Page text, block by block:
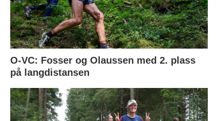
O-VC: Fosser og Olaussen med 2. plass
på langdistansen